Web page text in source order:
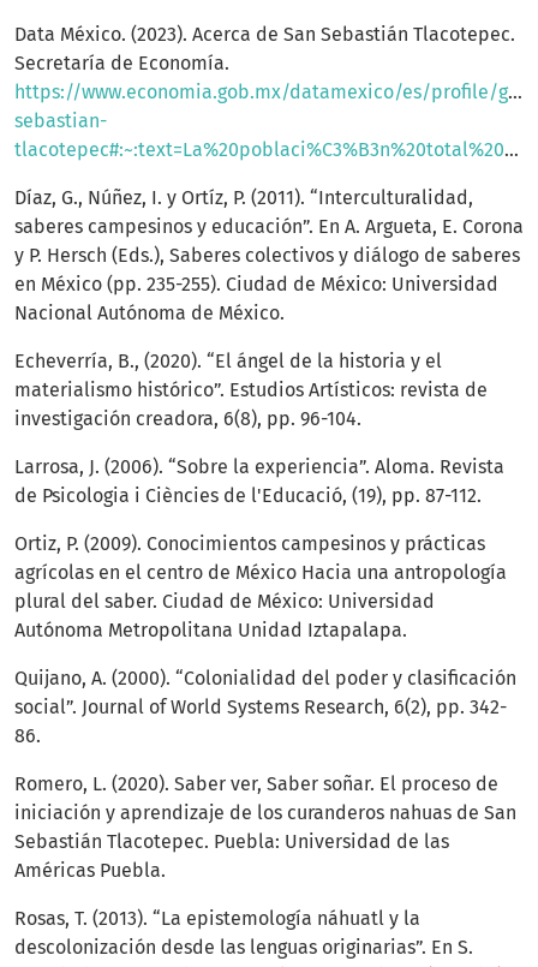
Data México. (2023). Acerca de San Sebastián Tlacotepec.
Secretaría de Economía.
https://www.economia.gob.mx/datamexico/es/profile/
sebastian-
tlacotepec#:~:text=La%20poblaci%C3%B3n%20total%20de%20San,%25%20mujeres%20y%2049.2%25%20hombres
Díaz, G., Núñez, I. y Ortíz, P. (2011). “Interculturalidad,
saberes campesinos y educación”. En A. Argueta, E. Corona
y P. Hersch (Eds.), Saberes colectivos y diálogo de saberes
en México (pp. 235-255). Ciudad de México: Universidad
Nacional Autónoma de México.
Echeverría, B., (2020). “El ángel de la historia y el
materialismo histórico”. Estudios Artísticos: revista de
investigación creadora, 6(8), pp. 96-104.
Larrosa, J. (2006). “Sobre la experiencia”. Aloma. Revista
de Psicologia i Ciències de l'Educació, (19), pp. 87-112.
Ortiz, P. (2009). Conocimientos campesinos y prácticas
agrícolas en el centro de México Hacia una antropología
plural del saber. Ciudad de México: Universidad
Autónoma Metropolitana Unidad Iztapalapa.
Quijano, A. (2000). “Colonialidad del poder y clasificación
social”. Journal of World Systems Research, 6(2), pp. 342-
86.
Romero, L. (2020). Saber ver, Saber soñar. El proceso de
iniciación y aprendizaje de los curanderos nahuas de San
Sebastián Tlacotepec. Puebla: Universidad de las
Américas Puebla.
Rosas, T. (2013). “La epistemología náhuatl y la
descolonización desde las lenguas originarias”. En S.